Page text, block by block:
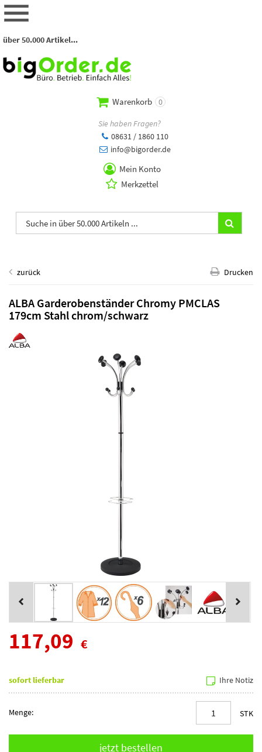
über 50.000 Artikel...
Warenkorb 0
Sie haben Fragen?
08631 / 1860 110
info@bigorder.de
Mein Konto
Merkzettel
zurück Drucken
ALBA Garderobenständer Chromy PMCLAS
179cm Stahl chrom/schwarz
117,09 €
sofort lieferbar Ihre Notiz
Menge: STK